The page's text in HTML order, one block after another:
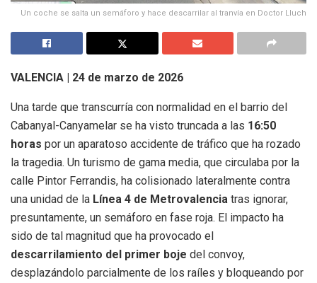
Un coche se salta un semáforo y hace descarrilar al tranvía en Doctor Lluch
VALENCIA | 24 de marzo de 2026
Una tarde que transcurría con normalidad en el barrio del
Cabanyal-Canyamelar se ha visto truncada a las 16:50
horas por un aparatoso accidente de tráfico que ha rozado
la tragedia. Un turismo de gama media, que circulaba por la
calle Pintor Ferrandis, ha colisionado lateralmente contra
una unidad de la Línea 4 de Metrovalencia tras ignorar,
presuntamente, un semáforo en fase roja. El impacto ha
sido de tal magnitud que ha provocado el
descarrilamiento del primer boje del convoy,
desplazándolo parcialmente de los raíles y bloqueando por